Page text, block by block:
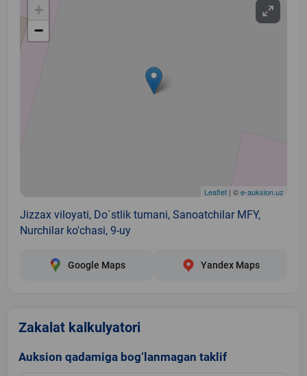
+
−
Leaflet | ©e-auksion.uz
Jizzax viloyati, Do`stlik tumani, Sanoatchilar MFY,
Nurchilar ko'chasi, 9-uy
Google Maps Yandex Maps
Zakalat kalkulyatori
Auksion qadamiga bog‘lanmagan taklif